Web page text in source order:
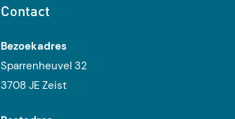
Contact
Bezoekadres
Sparrenheuvel 32
3708 JE Zeist